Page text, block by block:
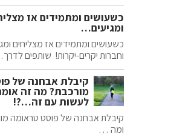
כשעושים ומתמידים אז
ומגיעים…
כשעושים ומתמידים אז מצליחים
וחברות יקרים-יקרות! שותפים
קיבלת אבחנה של
מורכבת? מה זה
לעשות עם זה…?!
קיבלת אבחנה של פוסט טראומה
ומה …